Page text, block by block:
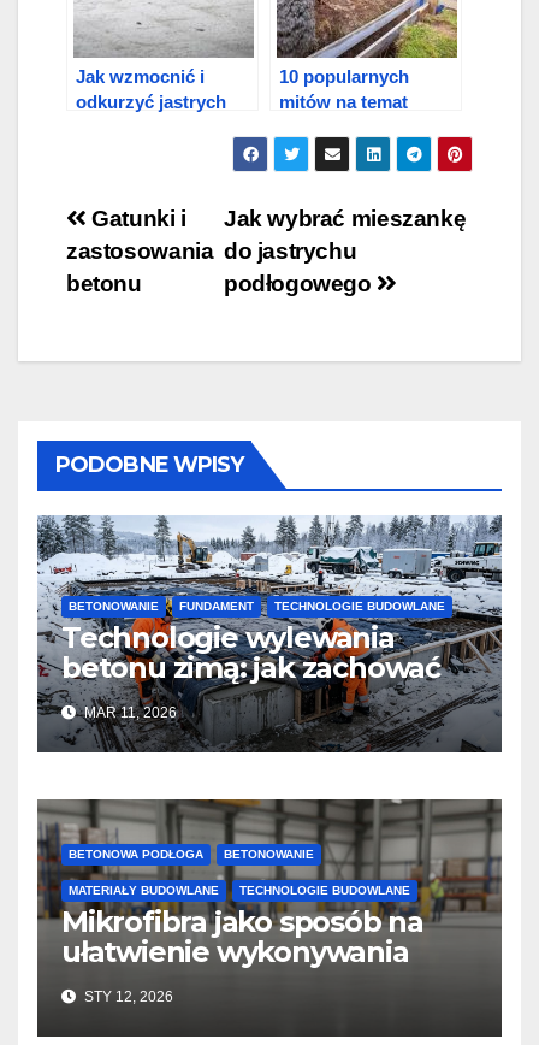
Jak wzmocnić i
odkurzyć jastrych
10 popularnych
mitów na temat
Nawigacja
wpisu
Jak wybrać mieszankę
do jastrychu
podłogowego
Gatunki i
zastosowania
betonu
PODOBNE WPISY
BETONOWANIE FUNDAMENT TECHNOLOGIE BUDOWLANE
Technologie wylewania
betonu zimą: jak zachować
jakość i przyspieszyć
twardnienie
MAR 11, 2026
BETONOWA PODŁOGA BETONOWANIE
MATERIAŁY BUDOWLANE TECHNOLOGIE BUDOWLANE
Mikrofibra jako sposób na
ułatwienie wykonywania
posadzek betonowych i
konstrukcji
STY 12, 2026